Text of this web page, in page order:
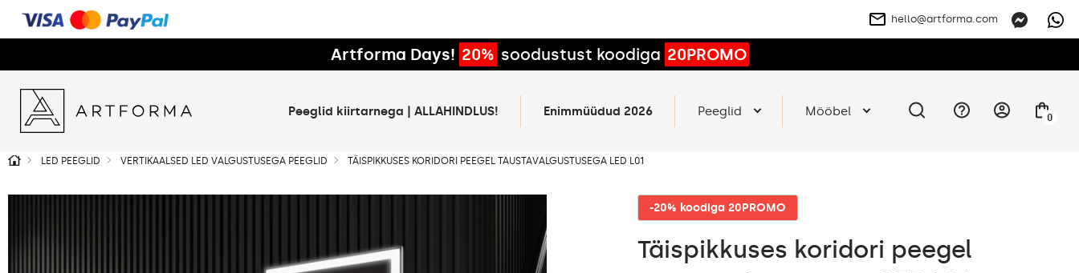
hello@artforma.com
Artforma Days! 20% soodustust koodiga 20PROMO
Peeglid kiirtarnega | ALLAHINDLUS! Enimmüüdud 2026 Peeglid Mööbel 0
LED PEEGLID VERTIKAALSED LED VALGUSTUSEGA PEEGLID TÄISPIKKUSES KORIDORI PEEGEL TAUSTAVALGUSTUSEGA LED L01
-20% koodiga 20PROMO
Täispikkuses koridori peegel